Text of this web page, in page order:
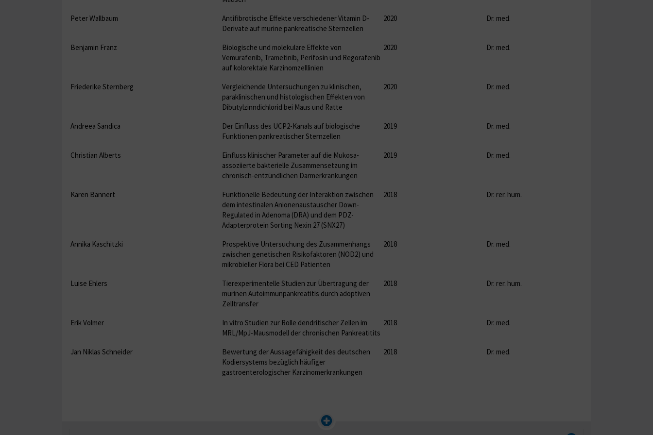
Peter Wallbaum
Antifibrotische Effekte verschiedener Vitamin D-
Derivate auf murine pankreatische Sternzellen
2020 Dr. med.
Benjamin Franz
Biologische und molekulare Effekte von
Vemurafenib, Trametinib, Perifosin und Regorafenib
auf kolorektale Karzinomzelllinien
2020 Dr. med.
Friederike Sternberg
Vergleichende Untersuchungen zu klinischen,
paraklinischen und histologischen Effekten von
Dibutylzinndichlorid bei Maus und Ratte
2020 Dr. med.
Andreea Sandica
Der Einfluss des UCP2-Kanals auf biologische
Funktionen pankreatischer Sternzellen
2019 Dr. med.
Christian Alberts
Einfluss klinischer Parameter auf die Mukosa-
assoziierte bakterielle Zusammensetzung im
chronisch-entzündlichen Darmerkrankungen
2019 Dr. med.
Karen Bannert
Funktionelle Bedeutung der Interaktion zwischen
dem intestinalen Anionenaustauscher Down-
Regulated in Adenoma (DRA) und dem PDZ-
Adapterprotein Sorting Nexin 27 (SNX27)
2018 Dr. rer. hum.
Annika Kaschitzki
Prospektive Untersuchung des Zusammenhangs
zwischen genetischen Risikofaktoren (NOD2) und
mikrobieller Flora bei CED Patienten
2018 Dr. med.
Luise Ehlers
Tierexperimentelle Studien zur Übertragung der
murinen Autoimmunpankreatitis durch adoptiven
Zelltransfer
2018 Dr. rer. hum.
Erik Volmer
In vitro Studien zur Rolle dendritischer Zellen im
MRL/MpJ-Mausmodell der chronischen Pankreatitits
2018 Dr. med.
Jan Niklas Schneider
Bewertung der Aussagefähigkeit des deutschen
Kodiersystems bezüglich häufiger
gastroenterologischer Karzinomerkrankungen
2018 Dr. med.